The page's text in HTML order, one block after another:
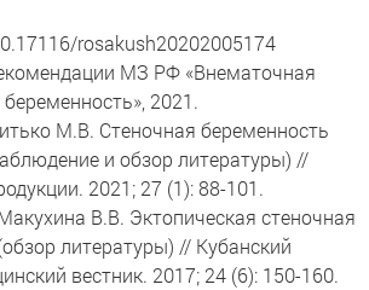
rosakush20202005174
МЗ РФ «Внематочная
2021.
М.В. Стеночная беременность
и обзор литературы) //
2021; 27 (1): 88-101.
В.В. Эктопическая стеночная
литературы) // Кубанский
вестник. 2017; 24 (6): 150-160.